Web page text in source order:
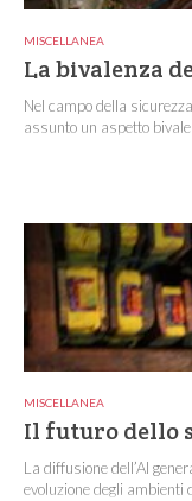
MISCELLANEA
La bivalenza
Nel campo della
assunto un aspetto
MISCELLANEA
Il futuro dello
La diffusione dell’AI
evoluzione degli ambienti